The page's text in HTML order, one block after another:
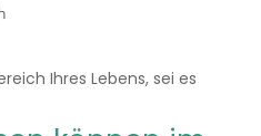
Ihres Lebens, sei es